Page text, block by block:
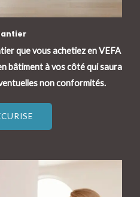
que vous achetiez en VEFA
bâtiment à vos côté qui saura
non conformités.